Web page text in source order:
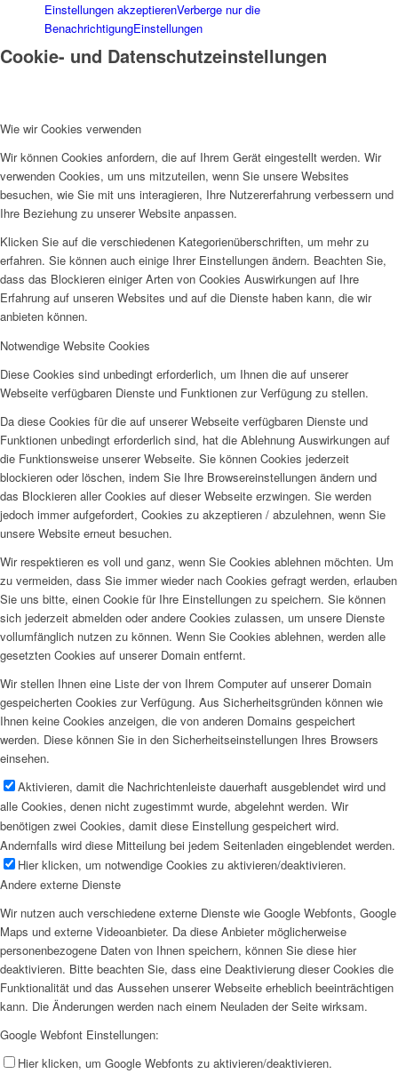
Einstellungen akzeptierenVerberge nur die
BenachrichtigungEinstellungen
Cookie- und Datenschutzeinstellungen
Wie wir Cookies verwenden
Wir können Cookies anfordern, die auf Ihrem Gerät eingestellt werden. Wir
verwenden Cookies, um uns mitzuteilen, wenn Sie unsere Websites
besuchen, wie Sie mit uns interagieren, Ihre Nutzererfahrung verbessern und
Ihre Beziehung zu unserer Website anpassen.
Klicken Sie auf die verschiedenen Kategorienüberschriften, um mehr zu
erfahren. Sie können auch einige Ihrer Einstellungen ändern. Beachten Sie,
dass das Blockieren einiger Arten von Cookies Auswirkungen auf Ihre
Erfahrung auf unseren Websites und auf die Dienste haben kann, die wir
anbieten können.
Notwendige Website Cookies
Diese Cookies sind unbedingt erforderlich, um Ihnen die auf unserer
Webseite verfügbaren Dienste und Funktionen zur Verfügung zu stellen.
Da diese Cookies für die auf unserer Webseite verfügbaren Dienste und
Funktionen unbedingt erforderlich sind, hat die Ablehnung Auswirkungen auf
die Funktionsweise unserer Webseite. Sie können Cookies jederzeit
blockieren oder löschen, indem Sie Ihre Browsereinstellungen ändern und
das Blockieren aller Cookies auf dieser Webseite erzwingen. Sie werden
jedoch immer aufgefordert, Cookies zu akzeptieren / abzulehnen, wenn Sie
unsere Website erneut besuchen.
Wir respektieren es voll und ganz, wenn Sie Cookies ablehnen möchten. Um
zu vermeiden, dass Sie immer wieder nach Cookies gefragt werden, erlauben
Sie uns bitte, einen Cookie für Ihre Einstellungen zu speichern. Sie können
sich jederzeit abmelden oder andere Cookies zulassen, um unsere Dienste
vollumfänglich nutzen zu können. Wenn Sie Cookies ablehnen, werden alle
gesetzten Cookies auf unserer Domain entfernt.
Wir stellen Ihnen eine Liste der von Ihrem Computer auf unserer Domain
gespeicherten Cookies zur Verfügung. Aus Sicherheitsgründen können wie
Ihnen keine Cookies anzeigen, die von anderen Domains gespeichert
werden. Diese können Sie in den Sicherheitseinstellungen Ihres Browsers
einsehen.
Aktivieren, damit die Nachrichtenleiste dauerhaft ausgeblendet wird und
alle Cookies, denen nicht zugestimmt wurde, abgelehnt werden. Wir
benötigen zwei Cookies, damit diese Einstellung gespeichert wird.
Andernfalls wird diese Mitteilung bei jedem Seitenladen eingeblendet werden.
Hier klicken, um notwendige Cookies zu aktivieren/deaktivieren.
Andere externe Dienste
Wir nutzen auch verschiedene externe Dienste wie Google Webfonts, Google
Maps und externe Videoanbieter. Da diese Anbieter möglicherweise
personenbezogene Daten von Ihnen speichern, können Sie diese hier
deaktivieren. Bitte beachten Sie, dass eine Deaktivierung dieser Cookies die
Funktionalität und das Aussehen unserer Webseite erheblich beeinträchtigen
kann. Die Änderungen werden nach einem Neuladen der Seite wirksam.
Google Webfont Einstellungen:
Hier klicken, um Google Webfonts zu aktivieren/deaktivieren.